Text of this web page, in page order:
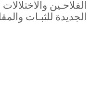
الفلاحـين
الجديدة للثبـات